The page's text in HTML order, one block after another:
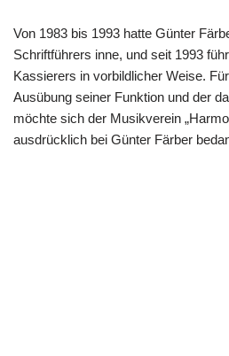
Von 1983 bis 1993 hatte Günter
Schriftführers inne, und seit 1993
Kassierers in vorbildlicher Weise.
Ausübung seiner Funktion und der
möchte sich der Musikverein
ausdrücklich bei Günter Färber